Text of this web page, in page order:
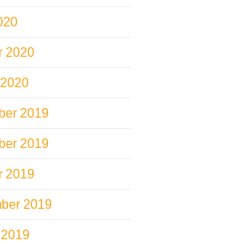
2020
2019
2019
2019
2019